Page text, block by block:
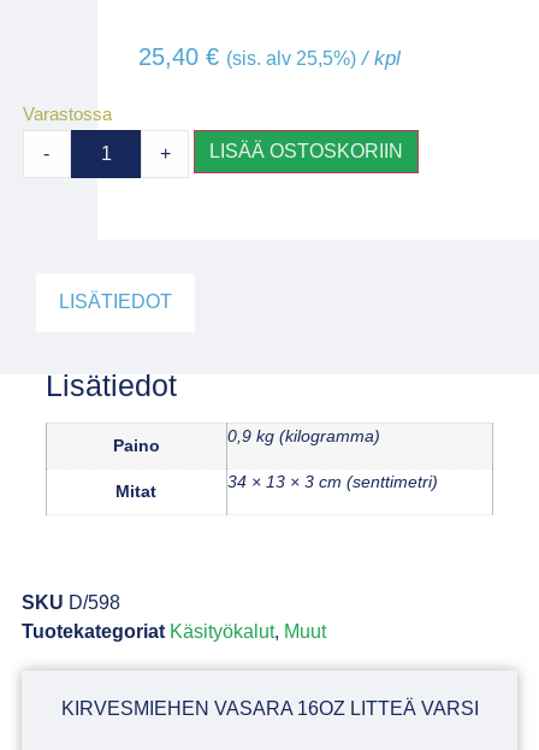
25,40 € (sis. alv 25,5%) / kpl
Varastossa
- + LISÄÄ OSTOSKORIIN
LISÄTIEDOT
Lisätiedot
Paino 0,9 kg (kilogramma)
Mitat 34 × 13 × 3 cm (senttimetri)
SKU D/598
Tuotekategoriat Käsityökalut, Muut
KIRVESMIEHEN VASARA 16OZ LITTEÄ VARSI